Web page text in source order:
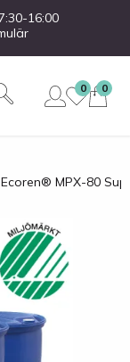
16:00
0
0
Ecoren® MPX-80